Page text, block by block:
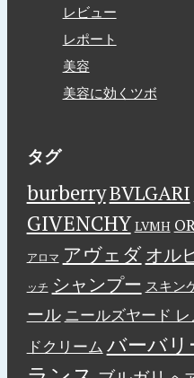
レビュー
レポート
美容
美容に効くツボ
タグ
burberryBVLGARI
GIVENCHY LVMH
アロマ アヴェダ オル
ッチ シャンプー スキン
ール ニールズヤード
ドクリーム バーバリ